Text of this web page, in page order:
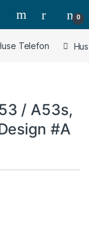
0
Telefon
/ A53s,
#A